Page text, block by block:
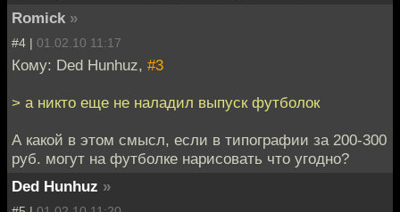
Romick »
#4 | 01.02.10 11:17
Кому: Ded Hunhuz, #3
> а никто еще не наладил выпуск футболок
А какой в этом смысл, если в типографии за 200-300
руб. могут на футболке нарисовать что угодно?
Ded Hunhuz »